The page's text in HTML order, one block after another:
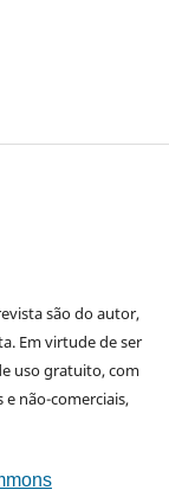
são do autor,
Em virtude de ser
uso gratuito, com
não-comerciais,